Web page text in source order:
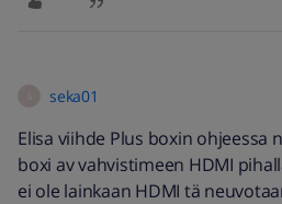
seka01
Elisa viihde Plus boxin ohjeessa
boxi av vahvistimeen HDMI
ei ole lainkaan HDMI tä